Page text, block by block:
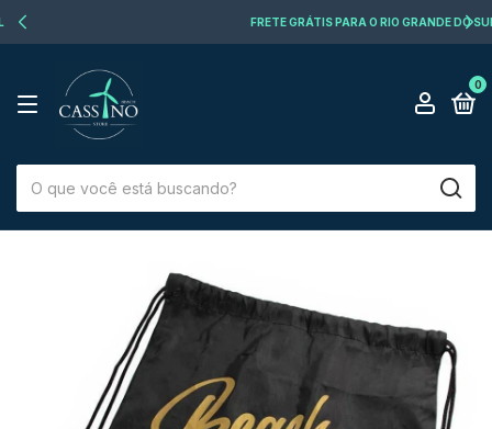
FRETE GRÁTIS PARA O RIO GRANDE DO SUL
0